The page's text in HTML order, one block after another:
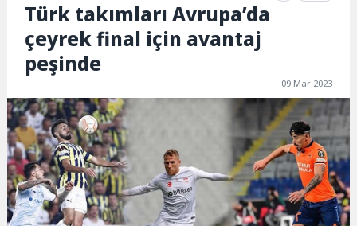
Türk takımları Avrupa’da
çeyrek final için avantaj
peşinde
09 Mar 2023